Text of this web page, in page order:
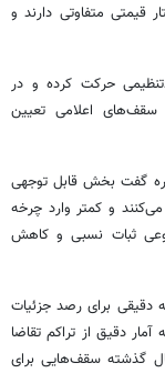
قیمتی متفاوتی دارند و
حرکت کرده و در
سقف‌های اعلامی تعیین
گفت بخش قابل توجهی
و کمتر وارد چرخه
ثبات نسبی و کاهش
دقیقی برای رصد جزئیات
آمار دقیق از تراکم تقاضا
گذشته سقف‌هایی برای